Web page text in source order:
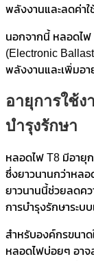
พลังงานและลดค่าใ
นอกจากนี้ หลอดไ
(Electronic
พลังงานและเพิ่มอา
อายุการใช้
บำรุงรักษา
หลอดไฟ T8 มีอายุ
ซึ่งยาวนานกว่าหลอ
ยาวนานนี้ช่วยลดคว
การบำรุงรักษาระบ
สำหรับองค์กรขนา
หลอดไฟบ่อยๆ อาจ